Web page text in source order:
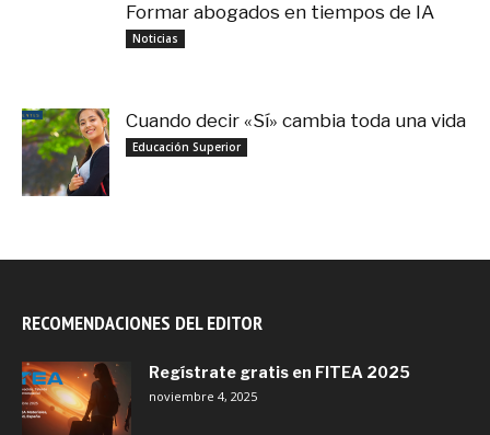
Formar abogados en tiempos de IA
Noticias
Cuando decir «Sí» cambia toda una vida
Educación Superior
RECOMENDACIONES DEL EDITOR
Regístrate gratis en FITEA 2025
noviembre 4, 2025